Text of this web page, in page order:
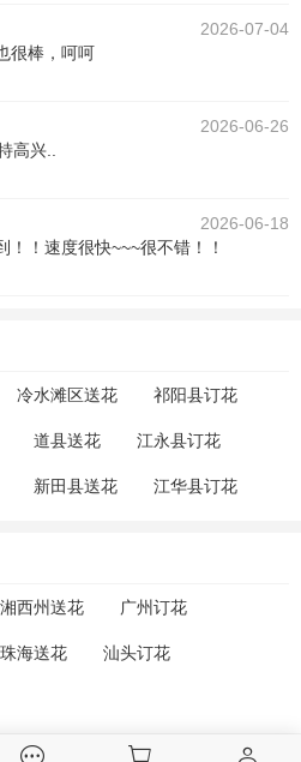
2026-07-04
很棒，呵呵
2026-06-26
高兴..
2026-06-18
！！速度很快~~~很不错！！
冷水滩区送花 祁阳县订花
道县送花 江永县订花
新田县送花 江华县订花
湘西州送花 广州订花
珠海送花 汕头订花